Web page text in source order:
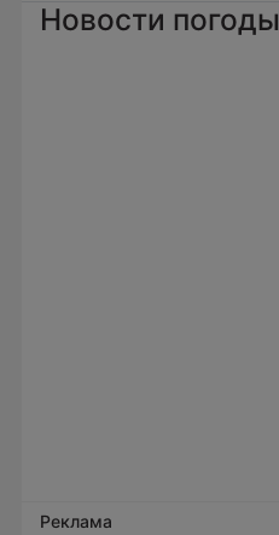
Новости погоды
Реклама